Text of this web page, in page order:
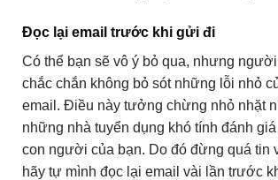
Đọc lại email trước khi gửi đi
Có thể bạn sẽ vô ý bỏ qua, nhưng người
chắc chắn không bỏ sót những lỗi nhỏ
email. Điều này tưởng chừng nhỏ nhặt
những nhà tuyển dụng khó tính đánh
con người của bạn. Do đó đừng quá tin
hãy tự mình đọc lại email vài lần trước